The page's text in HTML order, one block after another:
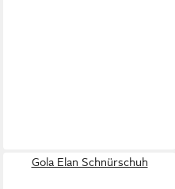
Gola Elan Schnürschuh